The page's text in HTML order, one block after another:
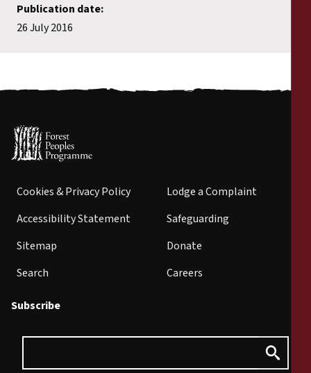
Publication date:
26 July 2016
Cookies & Privacy Policy
Accessibility Statement
Sitemap
Search
Lodge a Complaint
Safeguarding
Donate
Careers
Subscribe